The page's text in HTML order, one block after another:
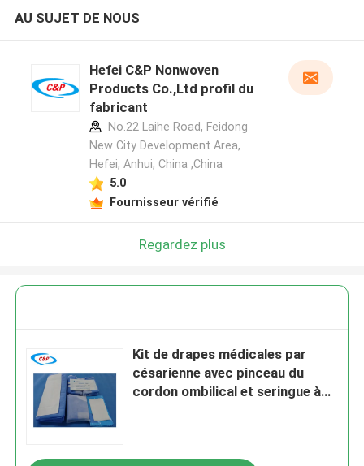
AU SUJET DE NOUS
Hefei C&P Nonwoven
Products Co.,Ltd profil du
fabricant
No.22 Laihe Road, Feidong
New City Development Area,
Hefei, Anhui, China ,China
5.0
Fournisseur vérifié
Regardez plus
Kit de drapes médicales par
césarienne avec pinceau du
cordon ombilical et seringue à